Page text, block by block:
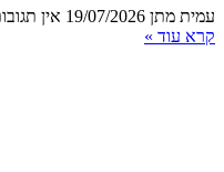
עמית מתן 19/07/2026 אין
קרא עוד »